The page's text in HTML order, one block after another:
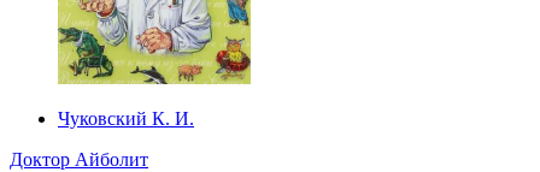
Чуковский К. И.
Доктор Айболит